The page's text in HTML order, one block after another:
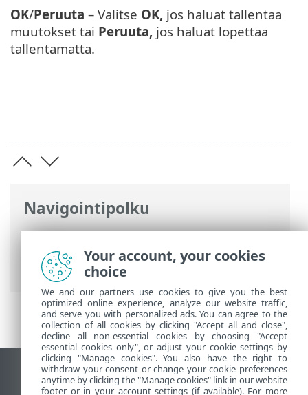
Navigointipolku
ESET-online-ohje>ESET Smart Security
Premium
>Lisäasetukset >Suojaukset>
SSL/TLS> Sovelluksen tarkistussäännöt
OK/Peruuta – Valitse OK, jos haluat tallentaa
muutokset tai Peruuta, jos haluat lopettaa
tallentamatta.
Näytä tietokonesivusto
Your account, your cookies
choice
We and our partners use cookies to give you the best
optimized online experience, analyze our website traffic,
and serve you with personalized ads. You can agree to the
collection of all cookies by clicking "Accept all and close",
decline all non-essential cookies by choosing "Accept
essential cookies only", or adjust your cookie settings by
clicking "Manage cookies". You also have the right to
withdraw your consent or change your cookie preferences
anytime by clicking the "Manage cookies" link in our website
footer or in your account settings (if available). For more